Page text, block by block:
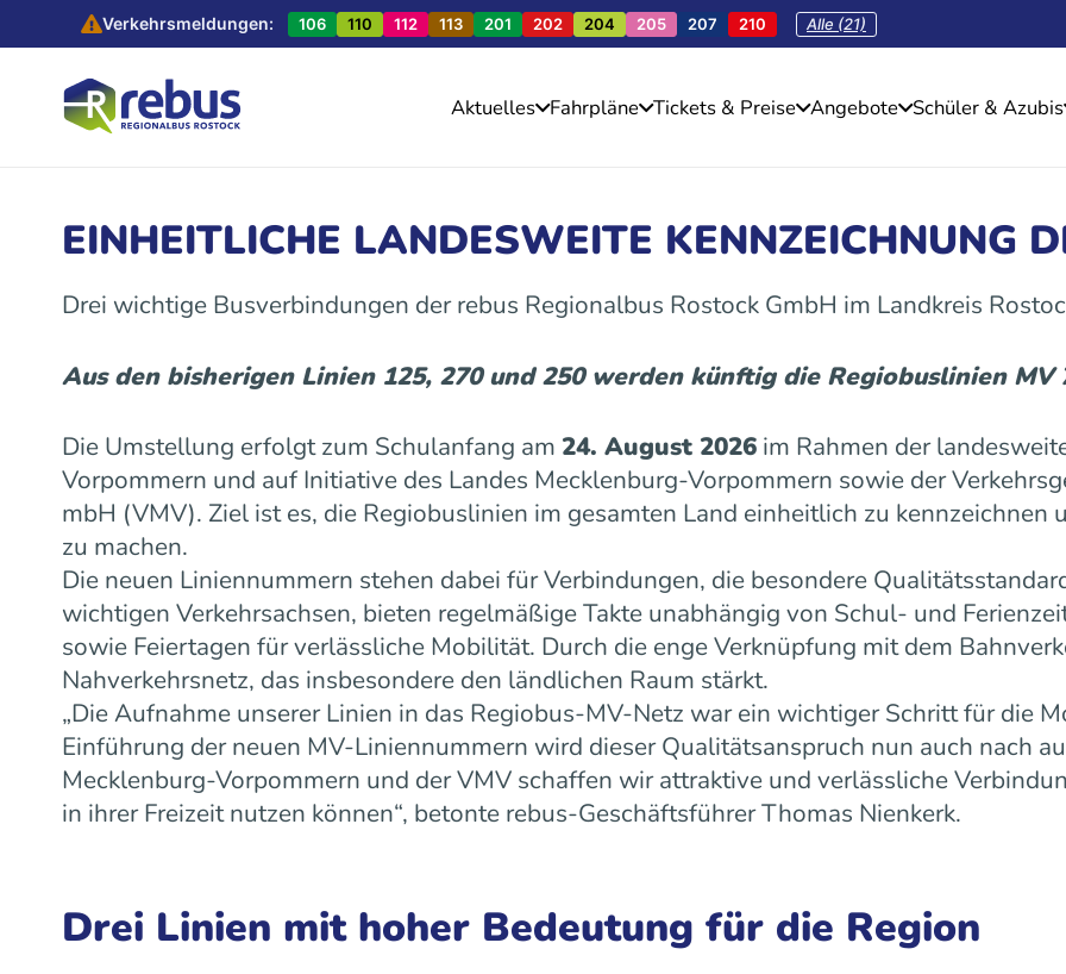
Verkehrsmeldungen: 106 110 112 113 201 202 204 205 207 210 Alle (21)
Aktuelles Fahrpläne Tickets & Preise Angebote Schüler & Azubis
EINHEITLICHE LANDESWEITE KENNZEICHNUNG
Drei wichtige Busverbindungen der rebus Regionalbus Rostock GmbH im Landkreis
Aus den bisherigen Linien 125, 270 und 250 werden künftig die Regiobuslinien MV
Die Umstellung erfolgt zum Schulanfang am 24. August 2026 im Rahmen der
Vorpommern und auf Initiative des Landes Mecklenburg-Vorpommern sowie der
mbH (VMV). Ziel ist es, die Regiobuslinien im gesamten Land einheitlich zu kennzeichnen
zu machen.
Die neuen Liniennummern stehen dabei für Verbindungen, die besondere
wichtigen Verkehrsachsen, bieten regelmäßige Takte unabhängig von Schul- und
sowie Feiertagen für verlässliche Mobilität. Durch die enge Verknüpfung mit dem
Nahverkehrsnetz, das insbesondere den ländlichen Raum stärkt.
„Die Aufnahme unserer Linien in das Regiobus-MV-Netz war ein wichtiger Schritt für die
Einführung der neuen MV-Liniennummern wird dieser Qualitätsanspruch nun auch nach
Mecklenburg-Vorpommern und der VMV schaffen wir attraktive und verlässliche
in ihrer Freizeit nutzen können“, betonte rebus-Geschäftsführer Thomas Nienkerk.
Drei Linien mit hoher Bedeutung für die Region